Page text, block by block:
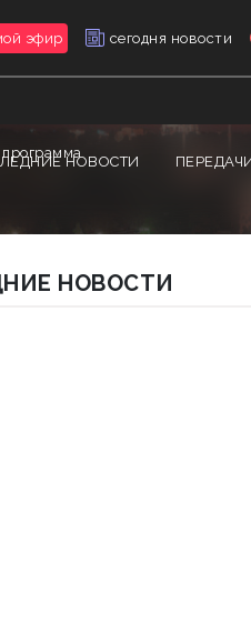
эфир сегодня новости
НОВОСТИ
программа
НОВОСТИ